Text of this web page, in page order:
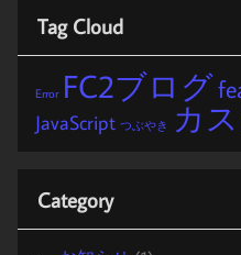
Tag Cloud
Error FC2ブログ
JavaScript つぶやき カ
Category